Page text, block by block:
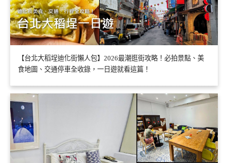
【台北大稻埕迪化街懶人包】2026最潮逛街攻略！必拍景點、美
食地圖、交通停車全收錄，一日遊就看這篇！